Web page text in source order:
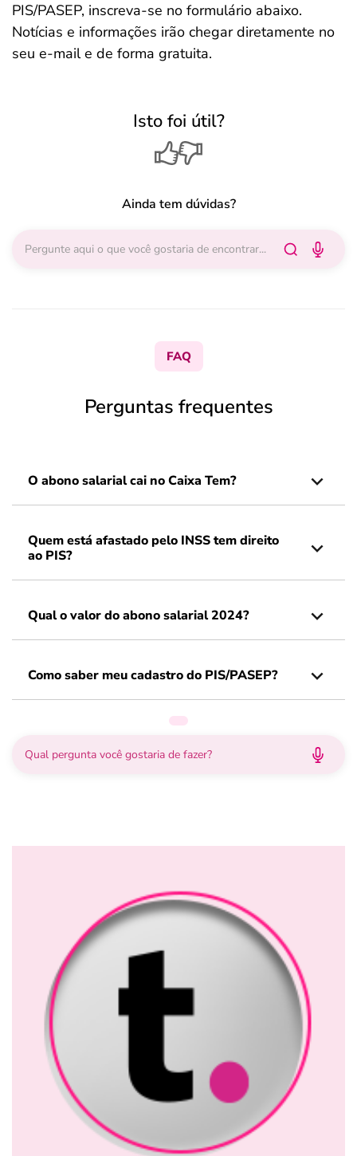
PIS/PASEP, inscreva-se no formulário abaixo.
Notícias e informações irão chegar diretamente no
seu e-mail e de forma gratuita.
Isto foi útil?
Ainda tem dúvidas?
FAQ
Perguntas frequentes
O abono salarial cai no Caixa Tem?
Quem está afastado pelo INSS tem direito
ao PIS?
Qual o valor do abono salarial 2024?
Como saber meu cadastro do PIS/PASEP?